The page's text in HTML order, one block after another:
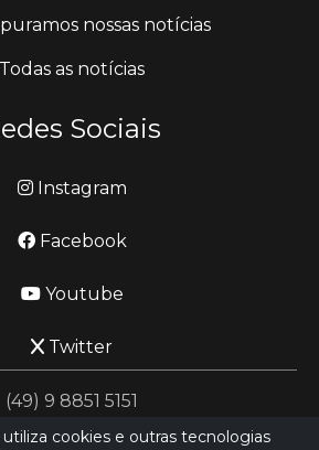
nossas notícias
Todas as notícias
Sociais
Instagram
Facebook
Youtube
Twitter
(49) 9 8851 5151
cookies e outras tecnologias